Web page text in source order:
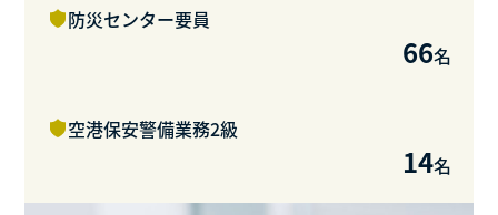
防災センター要員
66名
空港保安警備業務2級
14名